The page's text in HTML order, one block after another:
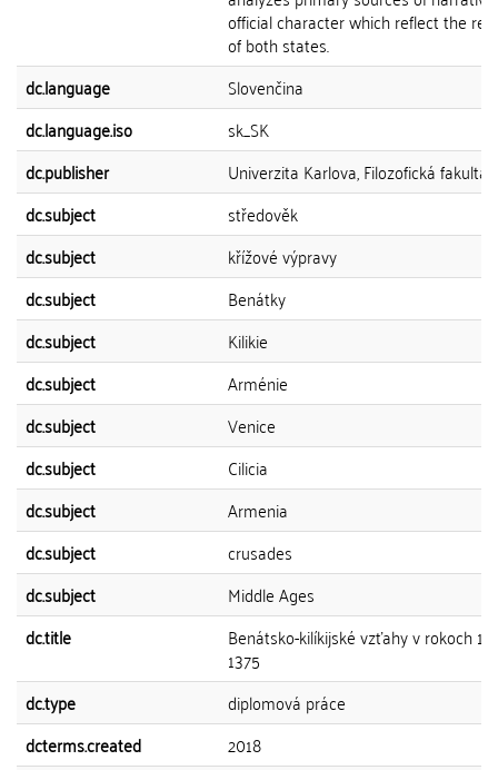
official character which reflect the
of both states.
dc.language
Slovenčina
dc.language.iso
sk_SK
dc.publisher
Univerzita Karlova, Filozofická fakulta
dc.subject
středověk
dc.subject
křížové výpravy
dc.subject
Benátky
dc.subject
Kilikie
dc.subject
Arménie
dc.subject
Venice
dc.subject
Cilicia
dc.subject
Armenia
dc.subject
crusades
dc.subject
Middle Ages
dc.title
Benátsko-kilíkijské vzťahy v rokoch
1375
dc.type
diplomová práce
dcterms.created
2018